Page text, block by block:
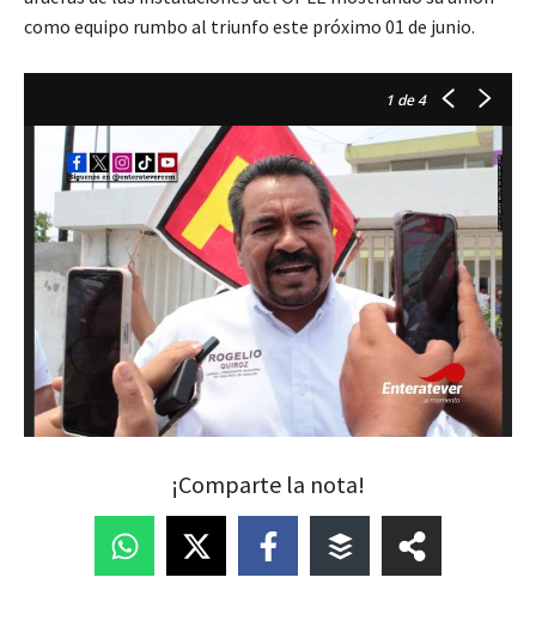
como equipo rumbo al triunfo este próximo 01 de junio.
1 de 4
¡Comparte la nota!